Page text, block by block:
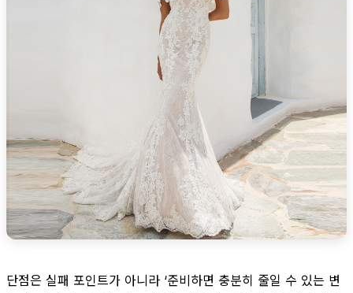
단점은 실패 포인트가 아니라 ‘준비하면 충분히 줄일 수 있는 변